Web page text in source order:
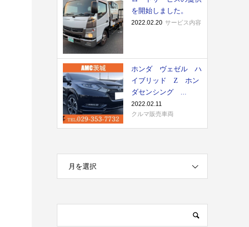
を開始しました。
2022.02.20 サービス内容
ホンダ ヴェゼル ハ
イブリッド Z ホン
ダセンシング ...
2022.02.11
クルマ販売車両
月を選択